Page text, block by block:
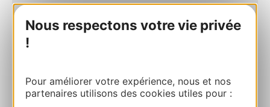
Nous respectons votre vie privée
!
Pour améliorer votre expérience, nous et nos
partenaires utilisons des cookies utiles pour :
06 18 44 33 11
Facebook